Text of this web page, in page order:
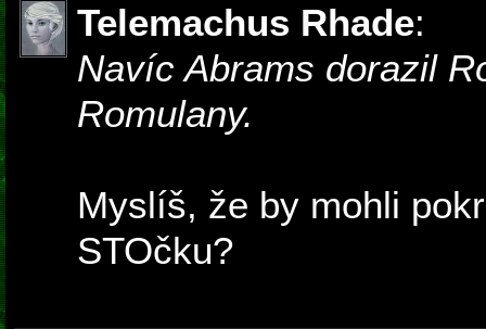
Telemachus Rhade:
Navíc Abrams dorazil
Romulany.
Myslíš, že by mohli
STOčku?